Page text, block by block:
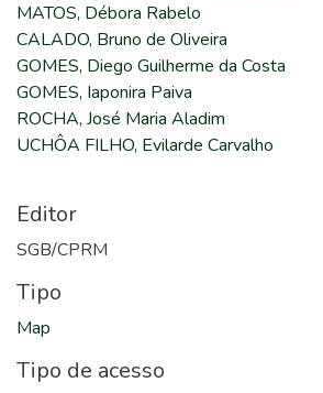
MATOS, Débora Rabelo
CALADO, Bruno de Oliveira
GOMES, Diego Guilherme da Costa
GOMES, Iaponira Paiva
ROCHA, José Maria Aladim
UCHÔA FILHO, Evilarde Carvalho
Editor
SGB/CPRM
Tipo
Map
Tipo de acesso